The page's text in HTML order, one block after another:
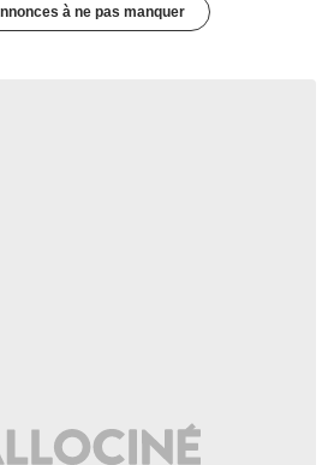
à ne pas manquer